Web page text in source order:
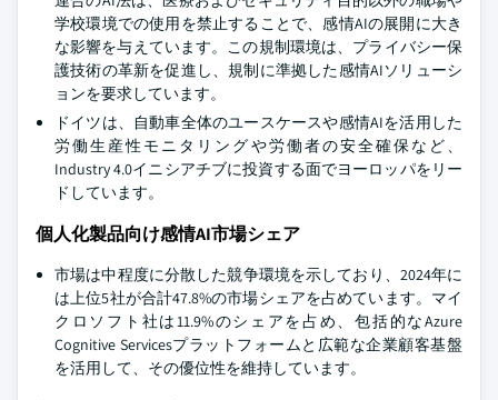
学校環境での使用を禁止することで、感情AIの展開に大き
な影響を与えています。この規制環境は、プライバシー保
護技術の革新を促進し、規制に準拠した感情AIソリューシ
ョンを要求しています。
ドイツは、自動車全体のユースケースや感情AIを活用した
労働生産性モニタリングや労働者の安全確保など、
Industry 4.0イニシアチブに投資する面でヨーロッパをリー
ドしています。
個人化製品向け感情AI市場シェア
市場は中程度に分散した競争環境を示しており、2024年に
は上位5社が合計47.8%の市場シェアを占めています。マイ
クロソフト社は11.9%のシェアを占め、包括的なAzure
Cognitive Servicesプラットフォームと広範な企業顧客基盤
を活用して、その優位性を維持しています。